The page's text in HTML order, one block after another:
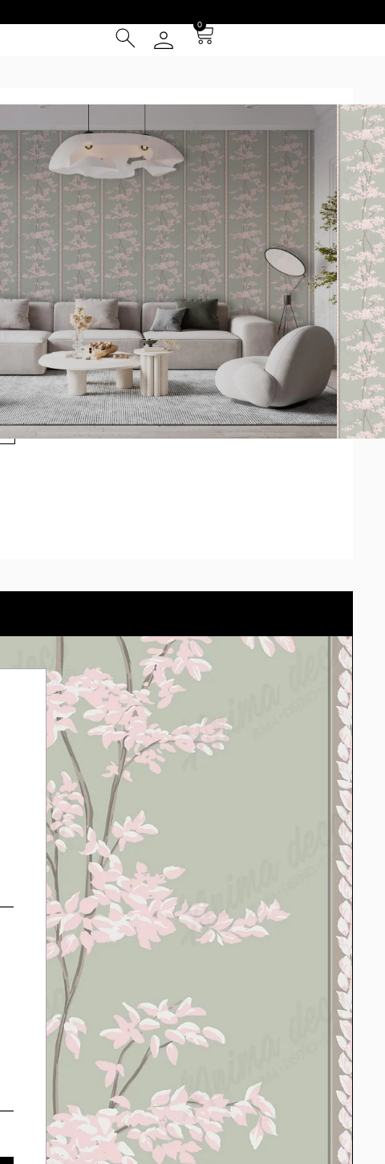
0
by Adrián Diez
M² (IVA INCLUIDO)
con Tarjeta de Crédito
de Entrega **
de instalación
el patrón se repite cada 1m y se presentan en paños de 1 m
(por ej. la foto 2 simula una pared de 4.5x3m). *Los
los impresos pueden diferir según la calibración de cada
entrega no contempla el tiempo de envío de cada
tu pared con el cotizador eligiendo el material.